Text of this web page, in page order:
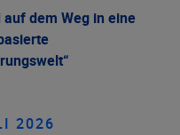
auf dem Weg in eine
2026